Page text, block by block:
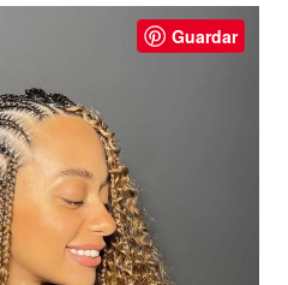
Guardar